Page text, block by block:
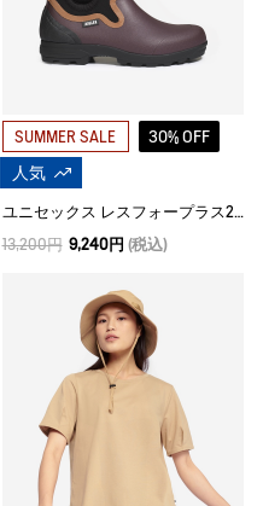
SUMMER SALE
30% OFF
人気
ユニセックス レスフォープラス2 クロッグ
13,200円 9,240円 (税込)